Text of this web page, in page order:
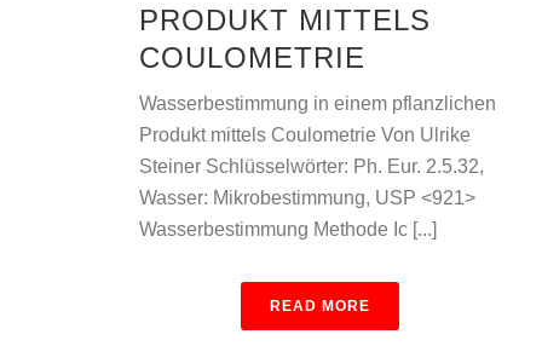
PRODUKT MITTELS
COULOMETRIE
Wasserbestimmung in einem pflanzlichen
Produkt mittels Coulometrie Von Ulrike
Steiner Schlüsselwörter: Ph. Eur. 2.5.32,
Wasser: Mikrobestimmung, USP <921>
Wasserbestimmung Methode Ic [...]
READ MORE